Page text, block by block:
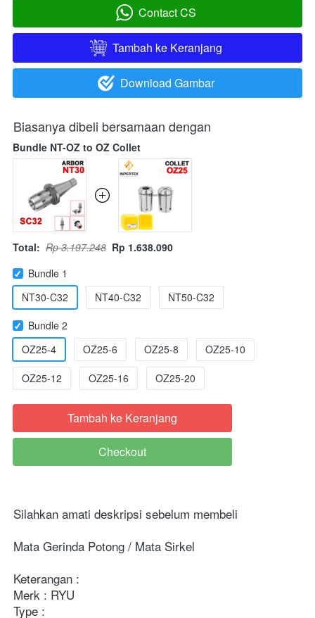
` Contact CS
` Tambah ke Keranjang
` Download Gambar
Biasanya dibeli bersamaan dengan
Bundle NT-OZ to OZ Collet
Total: Rp 3.197.248 Rp 1.638.090
Bundle 1
NT30-C32
NT40-C32
NT50-C32
Bundle 2
OZ25-4
OZ25-6 OZ25-8 OZ25-10
OZ25-12 OZ25-16 OZ25-20
`
Tambah ke Keranjang
`
Checkout
Silahkan amati deskripsi sebelum membeli
Mata Gerinda Potong / Mata Sirkel
Keterangan :
Merk : RYU
Type :